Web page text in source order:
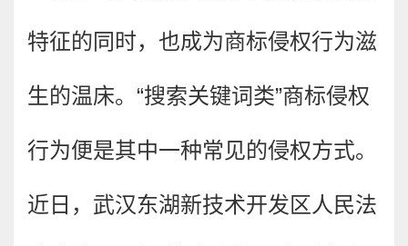
特征的同时，也成为商标侵权行为滋
生的温床。“搜索关键词类”商标侵权
行为便是其中一种常见的侵权方式。
近日，武汉东湖新技术开发区人民法